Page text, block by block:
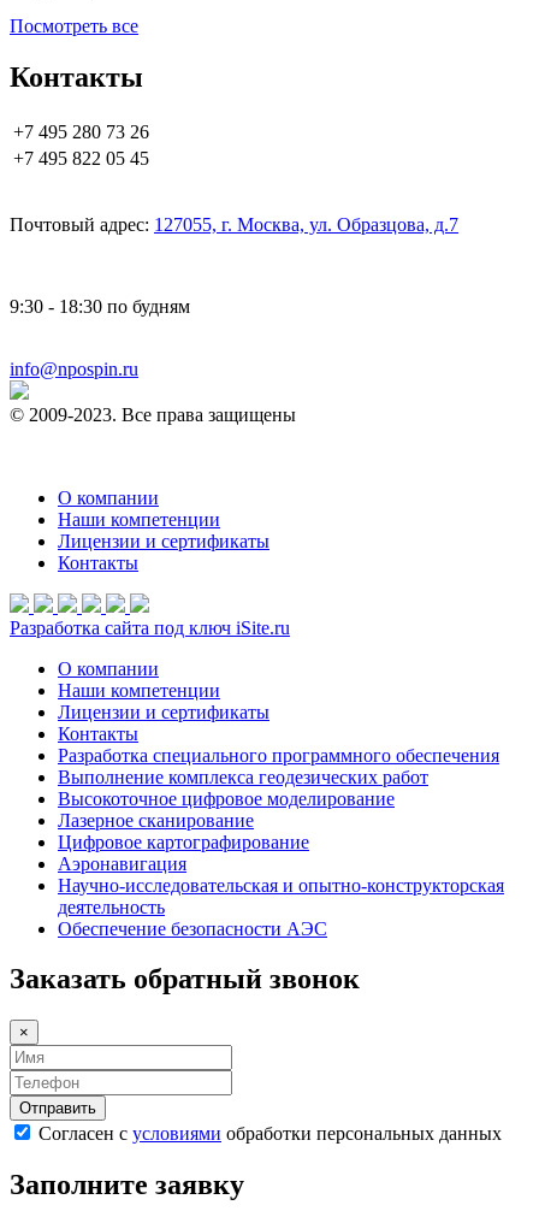
Посмотреть все
Контакты
+7 495 280 73 26
+7 495 822 05 45
Почтовый адрес: 127055, г. Москва, ул. Образцова, д.7
9:30 - 18:30 по будням
info@npospin.ru
© 2009-2023. Все права защищены
О компании
Наши компетенции
Лицензии и сертификаты
Контакты
Разработка сайта под ключ iSite.ru
О компании
Наши компетенции
Лицензии и сертификаты
Контакты
Разработка специального программного обеспечения
Выполнение комплекса геодезических работ
Высокоточное цифровое моделирование
Лазерное сканирование
Цифровое картографирование
Аэронавигация
Научно-исследовательская и опытно-конструкторская
деятельность
Обеспечение безопасности АЭС
Заказать обратный звонок
×
Согласен с условиями обработки персональных данных
Заполните заявку